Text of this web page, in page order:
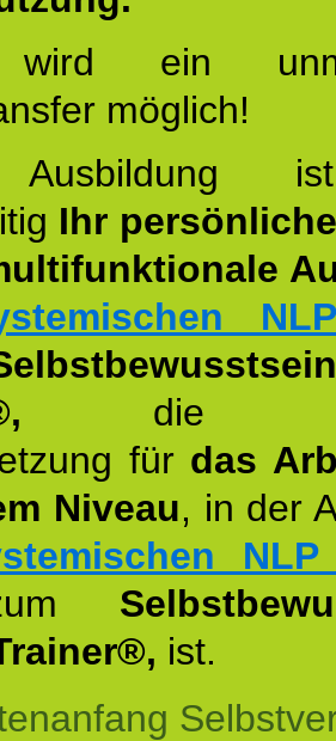
ein
möglich!
Ausbildung
Ihr
die
für das
Niveau, in der
ist.